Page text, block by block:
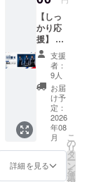
サッカーを
通して、ア
スリートの
キャリア課
題や競技継
続の課題に
向き合い、
ポーツの在
り方を実践
ロジェクト
アドレ
スを取
得させ
ていた
だきま
す。
【しっ
かり応
援】 ・
DGFC
限定携
帯壁紙
付きお
礼メー
ル（ほ
しい方
を選択
してく
ださ
い。）
・アン
支援
者：
9人
お届
け予
定：
2026
年08
月
詳細を見る
こ
の
リ
タ
ー
ン
を
選